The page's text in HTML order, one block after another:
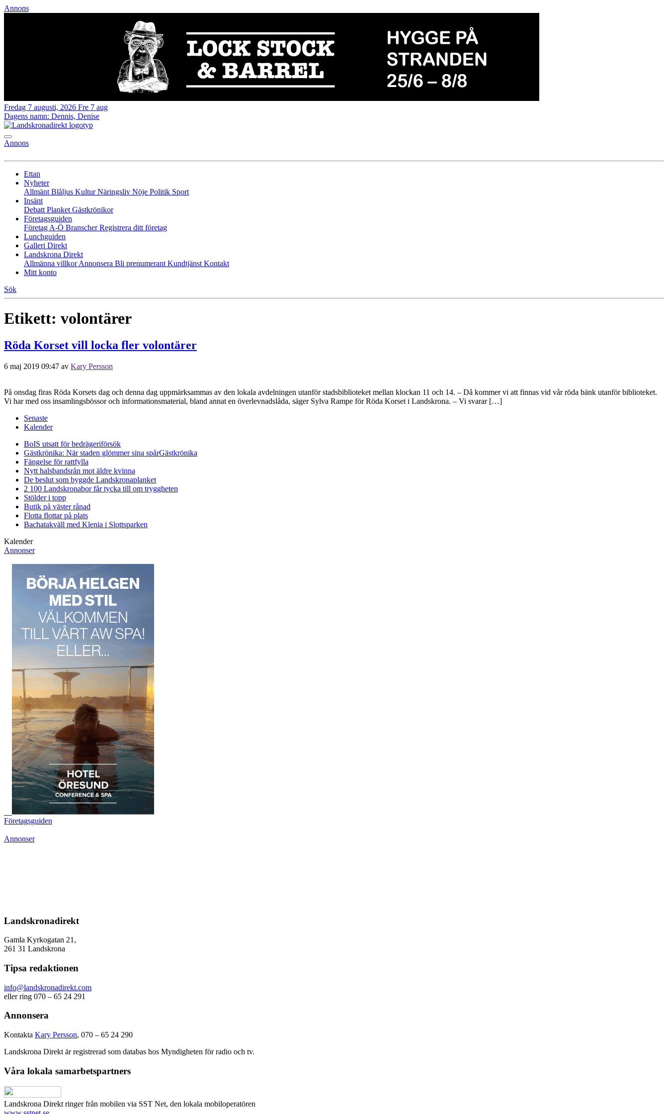
Annons
Fredag 7 augusti, 2026 Fre 7 aug
Dagens namn: Dennis, Denise
Annons
Ettan
Nyheter
Allmänt Blåljus KulturNäringsliv Nöje Politik Sport
Insänt
Debatt Planket Gästkrönikor
Företagsguiden
Företag A-Ö BranscherRegistrera ditt företag
Lunchguiden
Galleri Direkt
Landskrona Direkt
Allmänna villkorAnnonsera Bli prenumerant Kundtjänst Kontakt
Mitt konto
Sök
Etikett: volontärer
Röda Korset vill locka fler volontärer
6 maj 2019 09:47 av Kary Persson
På onsdag firas Röda Korsets dag och denna dag uppmärksammas av den lokala avdelningen utanför stadsbiblioteket mellan klockan 11 och 14. – Då kommer vi att finnas vid vår röda bänk utanför biblioteket.
Vi har med oss insamlingsbössor och informationsmaterial, bland annat en överlevnadslåda, säger Sylva Rampe för Röda Korset i Landskrona. – Vi svarar […]
Senaste
Kalender
BoIS utsatt för bedrägeriförsök
Gästkrönika: När staden glömmer sina spårGästkrönika
Fängelse för rattfylla
Nytt halsbandsrån mot äldre kvinna
De beslut som byggde Landskronaplanket
2 100 Landskronabor får tycka till om tryggheten
Stölder i topp
Butik på väster rånad
Flotta flottar på plats
Bachatakväll med Klenia i Slottsparken
Kalender
Annonser
Företagsguiden
Annonser
Landskronadirekt
Gamla Kyrkogatan 21,
261 31 Landskrona
Tipsa redaktionen
info@landskronadirekt.com
eller ring 070 – 65 24 291
Annonsera
Kontakta Kary Persson, 070 – 65 24 290
Landskrona Direkt är registrerad som databas hos Myndigheten för radio och tv.
Våra lokala samarbetspartners
Landskrona Direkt ringer från mobilen via SST Net, den lokala mobiloperatören